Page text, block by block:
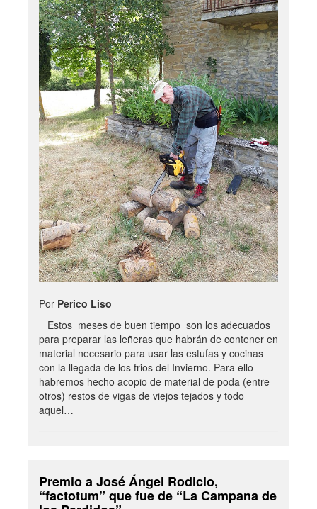
Por Perico Liso
Estos meses de buen tiempo son los adecuados
para preparar las leñeras que habrán de contener en
material necesario para usar las estufas y cocinas
con la llegada de los frios del Invierno. Para ello
habremos hecho acopio de material de poda (entre
otros) restos de vigas de viejos tejados y todo
aquel…
Premio a José Ángel Rodicio,
“factotum” que fue de “La Campana de